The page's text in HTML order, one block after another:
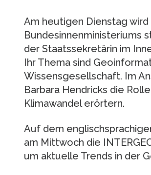
Am heutigen Dienstag
Bundesinnenministeriums
der Staatssekretärin im
Ihr Thema sind
Wissensgesellschaft. Im
Barbara Hendricks die
Klimawandel erörtern.
Auf dem
am Mittwoch die
um aktuelle Trends in der